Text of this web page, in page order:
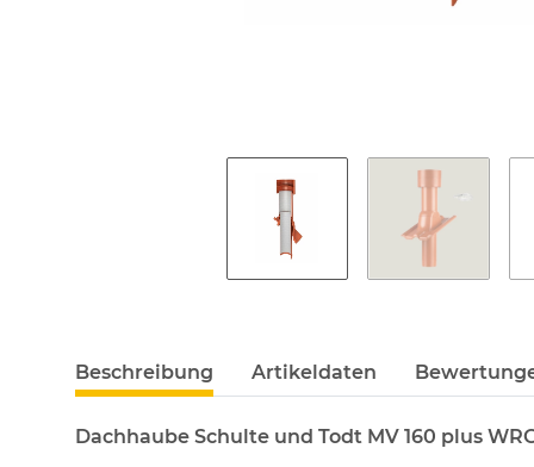
Beschreibung Artikeldaten
Dachhaube Schulte und Todt MV 160 plus